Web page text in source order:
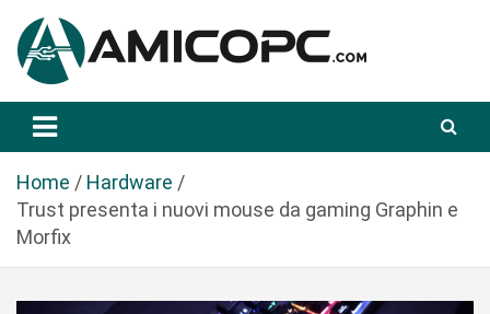
a
Amicopc.com
Home
Hardware
Trust presenta i nuovi mouse da gaming Graphin e
Morfix